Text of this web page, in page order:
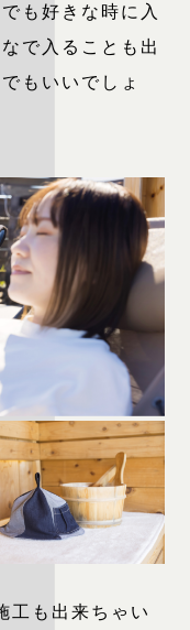
も好きな時に入
で入ることも出
もいいでしょ
工も出来ちゃい